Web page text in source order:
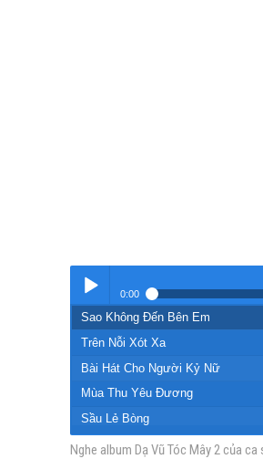
Nhạc
0:00
Sao Không Đến Bên Em
Trên Nỗi Xót Xa
Bài Hát Cho Người Kỷ Nữ
Mùa Thu Yêu Đương
Sầu Lẻ Bòng
Sài Gòn
Nghe album Dạ Vũ Tóc Mây 2 của